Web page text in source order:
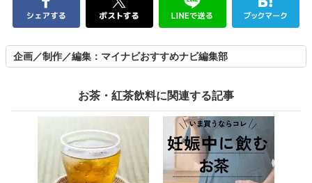
企画／制作／編集：マイナビおすすめナビ編集部
お茶・紅茶飲料に関連する記事